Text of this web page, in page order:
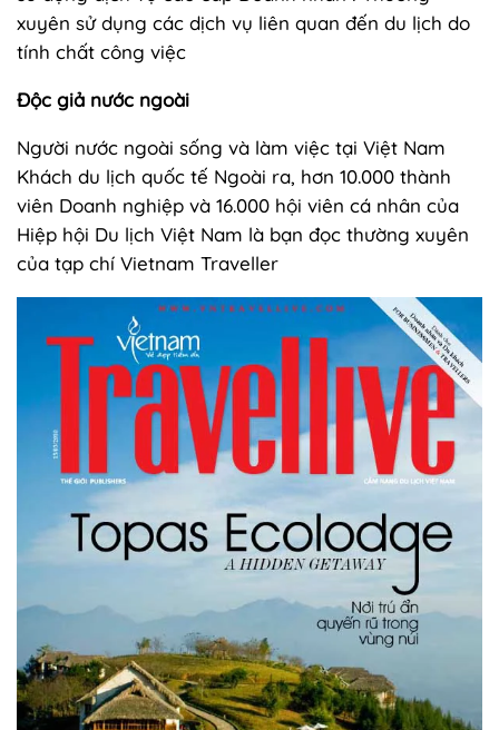
xuyên sử dụng các dịch vụ liên quan đến du lịch do
tính chất công việc
Độc giả nước ngoài
Người nước ngoài sống và làm việc tại Việt Nam
Khách du lịch quốc tế Ngoài ra, hơn 10.000 thành
viên Doanh nghiệp và 16.000 hội viên cá nhân của
Hiệp hội Du lịch Việt Nam là bạn đọc thường xuyên
của tạp chí Vietnam Traveller